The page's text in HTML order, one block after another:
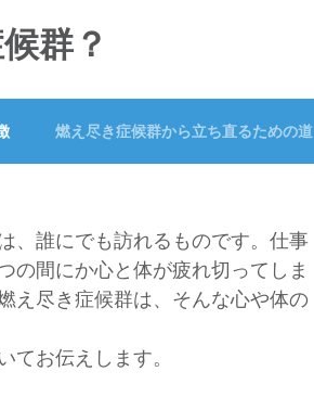
群？
燃え尽き症候群から立ち直るための道
、誰にでも訪れるものです。仕事
の間にか心と体が疲れ切ってしま
え尽き症候群は、そんな心や体の
てお伝えします。